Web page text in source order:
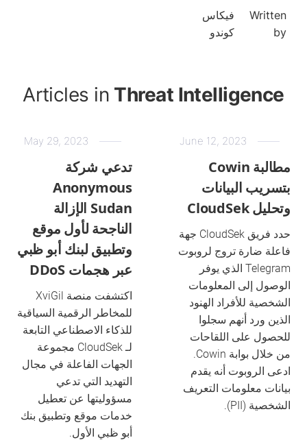
Written
by
فيكاس
كوندو
Articles in Threat Intelligence
June 12, 2023
مطالبة Cowin
بتسريب البيانات
وتحليل CloudSek
حدد فريق CloudSek جهة
فاعلة ضارة تروج لروبوت
Telegram الذي يوفر
الوصول إلى المعلومات
الشخصية للأفراد الهنود
الذين ورد أنهم سجلوا
للحصول على اللقاحات
من خلال بوابة Cowin.
ادعى الروبوت أنه يقدم
بيانات معلومات التعريف
الشخصية (PII).
May 29, 2023
تدعي شركة
Anonymous
Sudan الإزالة
الناجحة لأول موقع
وتطبيق لبنك أبو ظبي
عبر هجمات DDoS
اكتشفت منصة XviGil
للمخاطر الرقمية السياقية
للذكاء الاصطناعي التابعة
لـ CloudSek مجموعة
الجهات الفاعلة في مجال
التهديد التي تدعي
مسؤوليتها عن تعطيل
خدمات موقع وتطبيق بنك
أبو ظبي الأول.